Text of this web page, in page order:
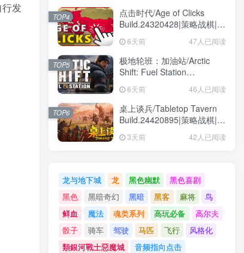
发
点击时代/Age of Clicks
Build.24320428|策略战棋|容
量595MB|免安装绿色中文版
6天前 47人已阅读
TOP4
极地轮班：加油站/Arctic
Shift: Fuel Station
Build.24404863|模拟经营|容
量8GB|免安装绿色中文版
6天前 46人已阅读
TOP5
桌上谈兵/Tabletop Tavern
Build.24420895|策略战棋|容
量5.9GB|免安装绿色中文版
3天前 42人已阅读
TOP6
龙与地下城 龙 黑色幽默
黑色喜剧
黑色
黑暗奇幻 黑暗 黑客 麻将
鸟
鲜血
魔法 魂类系列 高玩必备
高尔夫
骰子
骑车 驾驶 马匹 飞行
风格化
類銀河戰士惡魔城
音频指向点击